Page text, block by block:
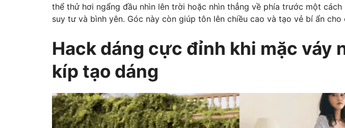
thể thử hơi ngẩng đầu nhìn lên trời hoặc nhìn thẳng về phía trước một
suy tư và bình yên. Góc này còn giúp tôn lên chiều cao và tạo vẻ bí ẩn cho
Hack dáng cực đỉnh khi mặc váy
kíp tạo dáng